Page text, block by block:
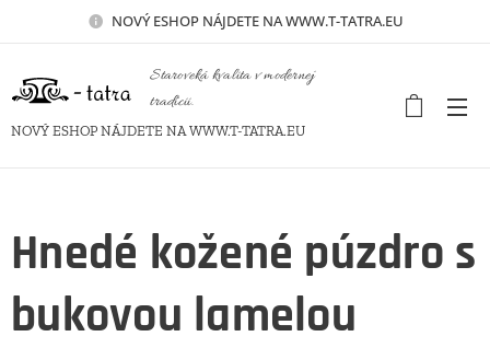
NOVÝESHOP NÁJDETE NA WWW.T-TATRA.EU
Staroveká kvalita v modernej
tradícii.
NOVÝ ESHOP NÁJDETE NA WWW.T-TATRA.EU
Hnedé kožené púzdro s
bukovou lamelou